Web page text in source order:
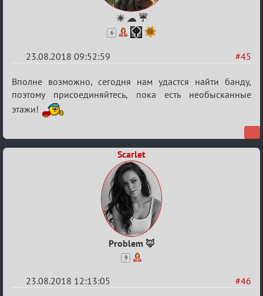
☀ ☁ ☔
6
#45
23.08.2018 09:52:59
Re:
Обсуждение
"Hot
Building"
Вполне возможно, сегодня нам удастся найти банду,
поэтому присоединяйтесь, пока есть необысканные
этажи!
Scarlet
Рroblem 🦊
9
#46
23.08.2018 12:13:05